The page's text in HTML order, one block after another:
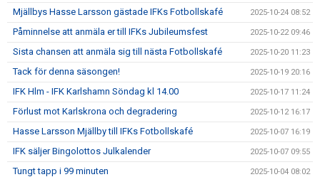
Mjällbys Hasse Larsson gästade IFKs Fotbollskafé 2025-10-24 08:52
Påminnelse att anmäla er till IFKs Jubileumsfest 2025-10-22 09:46
Sista chansen att anmäla sig till nästa Fotbollskafé 2025-10-20 11:23
Tack för denna säsongen! 2025-10-19 20:16
IFK Hlm - IFK Karlshamn Söndag kl 14.00 2025-10-17 11:24
Förlust mot Karlskrona och degradering 2025-10-12 16:17
Hasse Larsson Mjällby till IFKs Fotbollskafé 2025-10-07 16:19
IFK säljer Bingolottos Julkalender 2025-10-07 09:55
Tungt tapp i 99 minuten 2025-10-04 08:02